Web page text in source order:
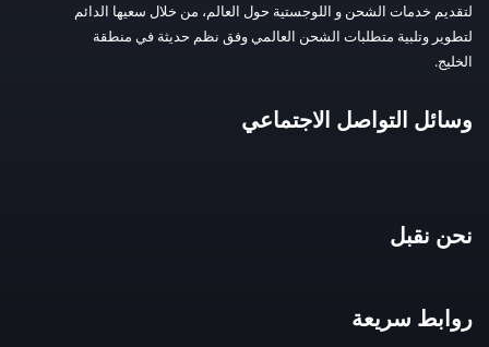
لتقديم خدمات الشحن و اللوجستية حول العالم، من خلال سعيها الدائم
لتطوير وتلبية متطلبات الشحن العالمي وفق نظم حديثة في منطقة
الخليج.
وسائل التواصل الاجتماعي
نحن نقبل
روابط سريعة